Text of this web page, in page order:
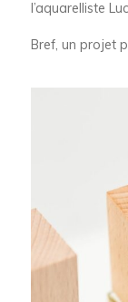
l’aquarelliste
Bref, un projet